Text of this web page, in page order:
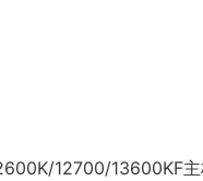
12700/13600KF